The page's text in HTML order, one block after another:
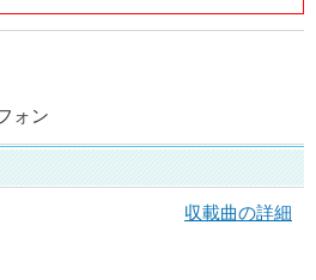
ォン
収載曲の詳細